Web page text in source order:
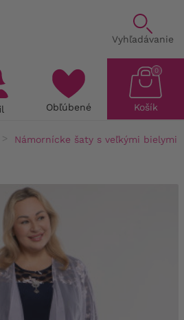
Vyhľadávanie
Obľúbené Košík
0
Námornícke šaty s veľkými bielymi